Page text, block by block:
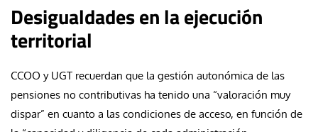
Desigualdades en la ejecución
territorial
CCOO y UGT recuerdan que la gestión autonómica de las
pensiones no contributivas ha tenido una “valoración muy
dispar” en cuanto a las condiciones de acceso, en función de